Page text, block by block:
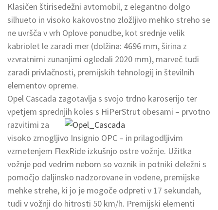
Klasičen štirisedežni avtomobil, z elegantno dolgo
silhueto in visoko kakovostno zložljivo mehko streho se
ne uvršča v vrh Oplove ponudbe, kot srednje velik
kabriolet le zaradi mer (dolžina: 4696 mm, širina z
vzvratnimi zunanjimi ogledali 2020 mm), marveč tudi
zaradi privlačnosti, premijskih tehnologij in številnih
elementov opreme.
Opel Cascada zagotavlja s svojo trdno karoserijo ter
vpetjem sprednjih koles s HiPerStrut obesami – prvotno
razvitimi za
visoko zmogljivo Insignio OPC – in prilagodljivim
vzmetenjem FlexRide izkušnjo ostre vožnje. Užitka
vožnje pod vedrim nebom so voznik in potniki deležni s
pomočjo daljinsko nadzorovane in vodene, premijske
mehke strehe, ki jo je mogoče odpreti v 17 sekundah,
tudi v vožnji do hitrosti 50 km/h. Premijski elementi